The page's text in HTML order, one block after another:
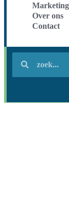
Marketing
Over ons
Contact